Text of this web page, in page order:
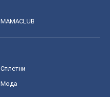
MAMACLUB
Сплетни
Мода